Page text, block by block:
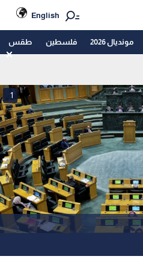
English
مونديال 2026 فلسطين طقس
1